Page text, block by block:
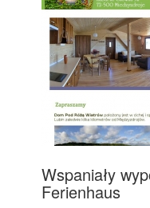
Wspaniały
Ferienhaus